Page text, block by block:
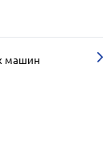
машин